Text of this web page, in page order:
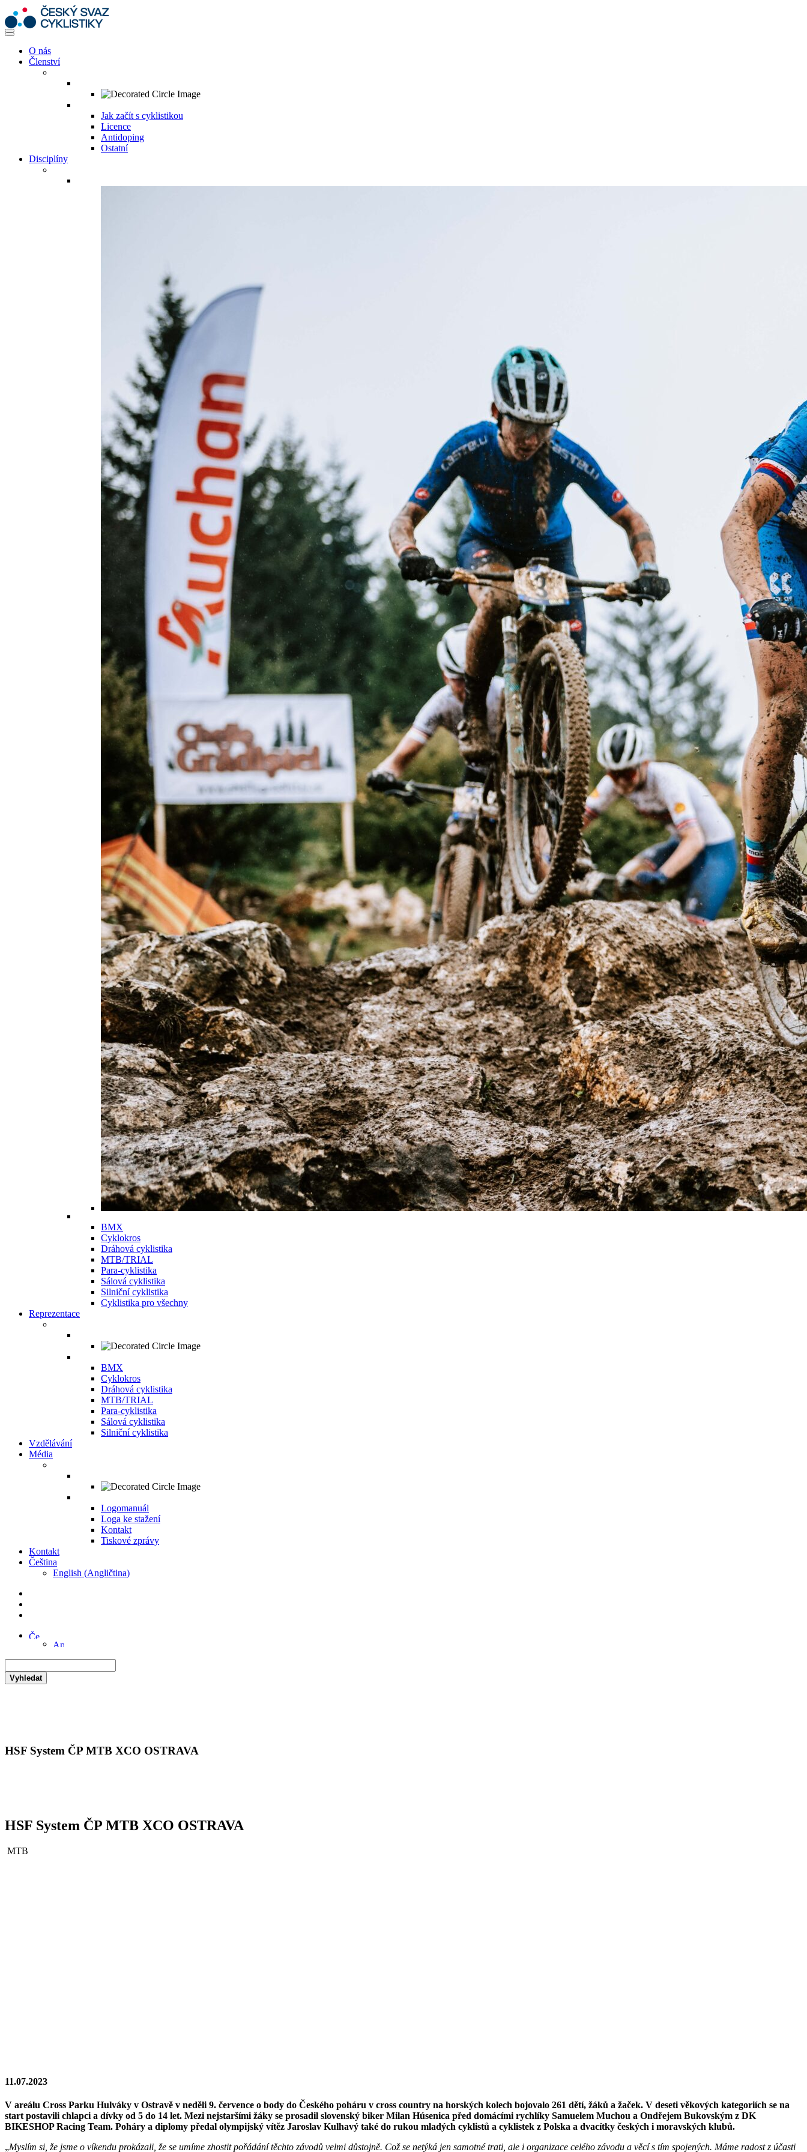
O nás
Členství
Jak začít s cyklistikou
Licence
Antidoping
Ostatní
Disciplíny
BMX
Cyklokros
Dráhová cyklistika
MTB/TRIAL
Para-cyklistika
Sálová cyklistika
Silniční cyklistika
Cyklistika pro všechny
Reprezentace
BMX
Cyklokros
Dráhová cyklistika
MTB/TRIAL
Para-cyklistika
Sálová cyklistika
Silniční cyklistika
Vzdělávání
Média
Logomanuál
Loga ke stažení
Kontakt
Tiskové zprávy
Kontakt
Čeština
English (Angličtina)
Vyhledat
HSF System ČP MTB XCO OSTRAVA
HSF System ČP MTB XCO OSTRAVA
MTB
11.07.2023
V areálu Cross Parku Hulváky v Ostravě v neděli 9. července o body do Českého poháru v cross country na horských kolech bojovalo 261 dětí, žáků a žaček. V deseti věkových kategoriích se na
start postavili chlapci a dívky od 5 do 14 let. Mezi nejstaršími žáky se prosadil slovenský biker Milan Húsenica před domácími rychlíky Samuelem Muchou a Ondřejem Bukovským z DK
BIKESHOP Racing Team. Poháry a diplomy předal olympijský vítěz Jaroslav Kulhavý také do rukou mladých cyklistů a cyklistek z Polska a dvacítky českých i moravských klubů.
„Myslím si, že jsme o víkendu prokázali, že se umíme zhostit pořádání těchto závodů velmi důstojně. Což se netýká jen samotné trati, ale i organizace celého závodu a věcí s tím spojených. Máme radost z účasti